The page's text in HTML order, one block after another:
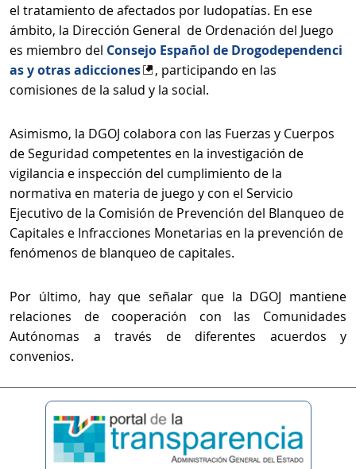
el tratamiento de afectados por ludopatías. En ese
ámbito, la Dirección General de Ordenación del Juego
es miembro del Consejo Español de Drogodependenci
as y otras adicciones
, participando en las
comisiones de la salud y la social.
Asimismo, la DGOJ colabora con las Fuerzas y Cuerpos
de Seguridad competentes en la investigación de
vigilancia e inspección del cumplimiento de la
normativa en materia de juego y con el Servicio
Ejecutivo de la Comisión de Prevención del Blanqueo de
Capitales e Infracciones Monetarias en la prevención de
fenómenos de blanqueo de capitales.
Por último, hay que señalar que la DGOJ mantiene
relaciones de cooperación con las Comunidades
Autónomas a través de diferentes acuerdos y
convenios.